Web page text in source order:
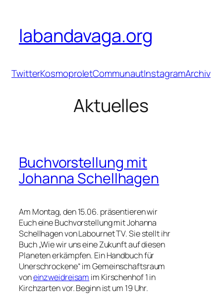
springen
labandavaga.org
TwitterKosmoproletCommunautInstagramArchiv
Aktuelles
Buchvorstellung mit
Johanna Schellhagen
Am Montag, den 15.06. präsentieren wir
Euch eine Buchvorstellung mit Johanna
Schellhagen von Labournet TV. Sie stellt ihr
Buch „Wie wir uns eine Zukunft auf diesen
Planeten erkämpfen. Ein Handbuch für
Unerschrockene“ im Gemeinschaftsraum
voneinzweidreisam im Kirschenhof 1 in
Kirchzarten vor. Beginn ist um 19 Uhr.